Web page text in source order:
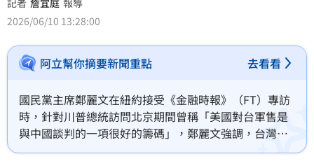
記者 詹宜庭 報導
2026/06/10 13:28:00
阿立幫你摘要新聞重點 去看看
國民黨主席鄭麗文在紐約接受《金融時報》（FT）專訪
時，針對川普總統訪問北京期間曾稱「美國對台軍售是
與中國談判的一項很好的籌碼」，鄭麗文強調，台灣絕
不能成為、也絕不能被降格為大國在談判桌上交易的棋